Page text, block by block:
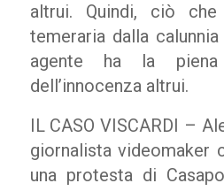
altrui. Quindi, ciò
temeraria dalla
agente ha la piena
dell’innocenza altrui.
IL CASO VISCARDI –
giornalista videomaker
una protesta di